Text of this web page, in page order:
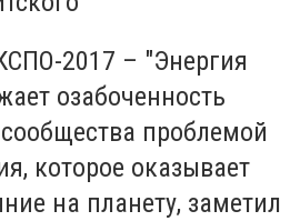
2017 – "Энергия
озабоченность
проблемой
которое оказывает
на планету, заметил